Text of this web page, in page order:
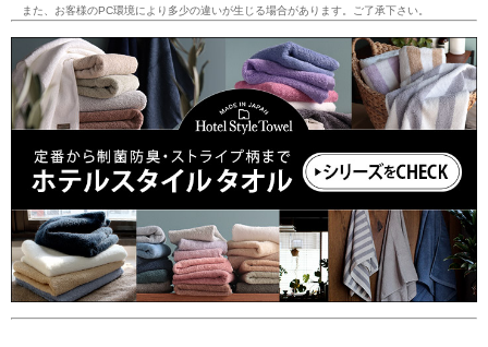
また、お客様のPC環境により多少の違いが生じる場合があります。ご了承下さい。